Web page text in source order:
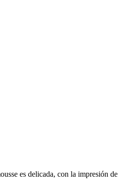
es delicada, con la impresión de